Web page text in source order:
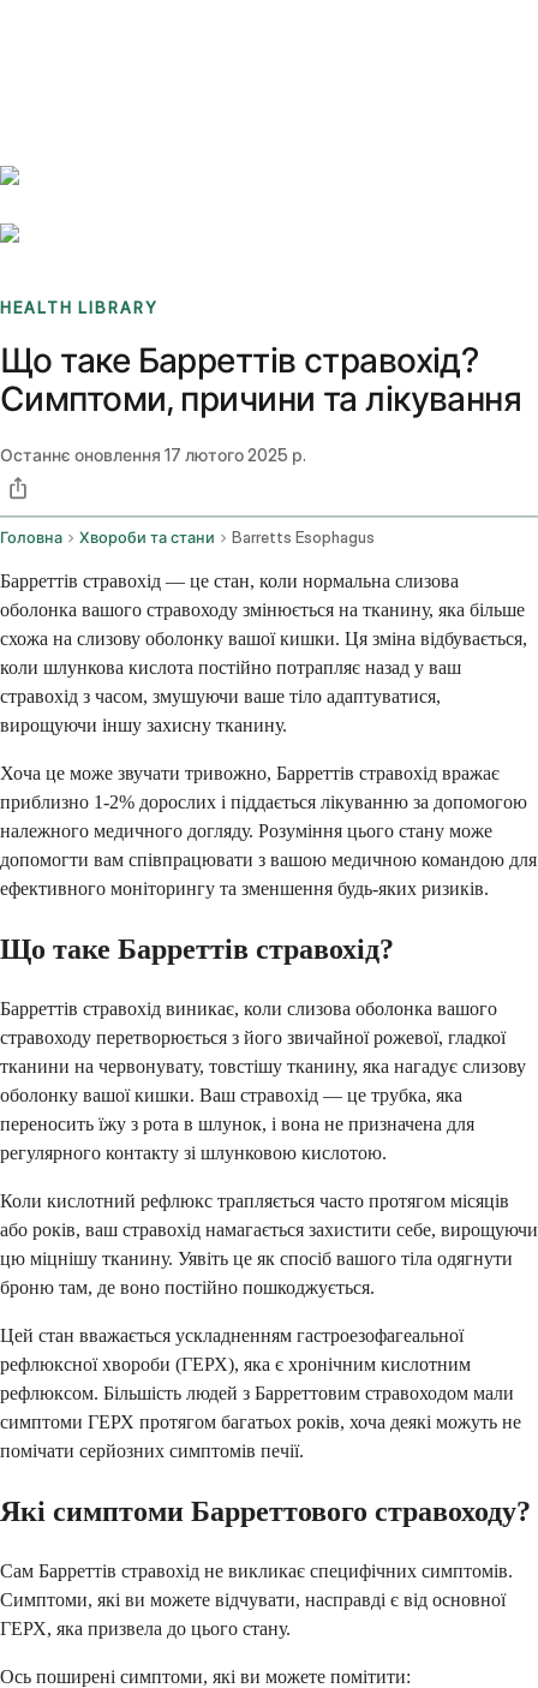
HEALTH LIBRARY
Що таке Барреттів стравохід?
Симптоми, причини та лікування
Останнє оновлення 17 лютого 2025 р.
Головна Хвороби та стани Barretts Esophagus
Барреттів стравохід — це стан, коли нормальна слизова
оболонка вашого стравоходу змінюється на тканину, яка більше
схожа на слизову оболонку вашої кишки. Ця зміна відбувається,
коли шлункова кислота постійно потрапляє назад у ваш
стравохід з часом, змушуючи ваше тіло адаптуватися,
вирощуючи іншу захисну тканину.
Хоча це може звучати тривожно, Барреттів стравохід вражає
приблизно 1-2% дорослих і піддається лікуванню за допомогою
належного медичного догляду. Розуміння цього стану може
допомогти вам співпрацювати з вашою медичною командою для
ефективного моніторингу та зменшення будь-яких ризиків.
Що таке Барреттів стравохід?
Барреттів стравохід виникає, коли слизова оболонка вашого
стравоходу перетворюється з його звичайної рожевої, гладкої
тканини на червонувату, товстішу тканину, яка нагадує слизову
оболонку вашої кишки. Ваш стравохід — це трубка, яка
переносить їжу з рота в шлунок, і вона не призначена для
регулярного контакту зі шлунковою кислотою.
Коли кислотний рефлюкс трапляється часто протягом місяців
або років, ваш стравохід намагається захистити себе, вирощуючи
цю міцнішу тканину. Уявіть це як спосіб вашого тіла одягнути
броню там, де воно постійно пошкоджується.
Цей стан вважається ускладненням гастроезофагеальної
рефлюксної хвороби (ГЕРХ), яка є хронічним кислотним
рефлюксом. Більшість людей з Барреттовим стравоходом мали
симптоми ГЕРХ протягом багатьох років, хоча деякі можуть не
помічати серйозних симптомів печії.
Які симптоми Барреттового стравоходу?
Сам Барреттів стравохід не викликає специфічних симптомів.
Симптоми, які ви можете відчувати, насправді є від основної
ГЕРХ, яка призвела до цього стану.
Ось поширені симптоми, які ви можете помітити: